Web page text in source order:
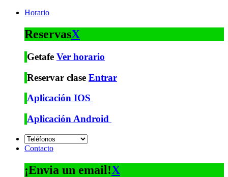
Horario
ReservasX
Getafe Ver horario
Reservar clase Entrar
Aplicación IOS
Aplicación Android
Contacto
¡Envia un email!X